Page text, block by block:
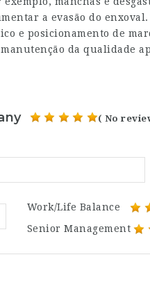
a evasão do
e posicionamento de
da qualidade
( No
Work/Life Balance
Senior Management